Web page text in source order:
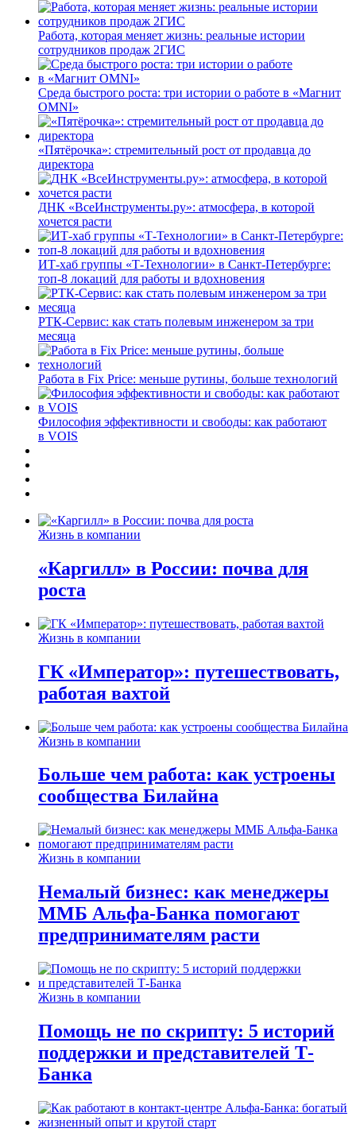
Работа, которая меняет жизнь: реальные истории
сотрудников продаж 2ГИС
Среда быстрого роста: три истории о работе в «Магнит
OMNI»
«Пятёрочка»: стремительный рост от продавца до
директора
ДНК «ВсеИнструменты.ру»: атмосфера, в которой
хочется расти
ИТ-хаб группы «Т-Технологии» в Санкт-Петербурге:
топ-8 локаций для работы и вдохновения
РТК-Сервис: как стать полевым инженером за три
месяца
Работа в Fix Price: меньше рутины, больше технологий
Философия эффективности и свободы: как работают
в VOIS
Жизнь в компании
«Каргилл» в России: почва для
роста
Жизнь в компании
ГК «Император»: путешествовать,
работая вахтой
Жизнь в компании
Больше чем работа: как устроены
сообщества Билайна
Жизнь в компании
Немалый бизнес: как менеджеры
ММБ Альфа-Банка помогают
предпринимателям расти
Жизнь в компании
Помощь не по скрипту: 5 историй
поддержки и представителей Т-
Банка